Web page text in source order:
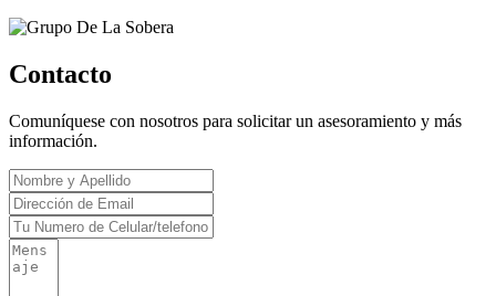
Contacto
Comuníquese con nosotros para solicitar un asesoramiento y más
información.